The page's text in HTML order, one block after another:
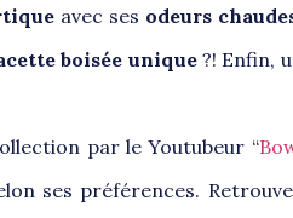
avec ses odeurs
boisée unique?! Enfin,
par le Youtubeur “
ses préférences.